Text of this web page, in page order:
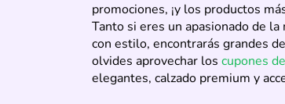
promociones, ¡y los productos
Tanto si eres un apasionado de
con estilo, encontrarás grandes
olvides aprovechar los cupones
elegantes, calzado premium y